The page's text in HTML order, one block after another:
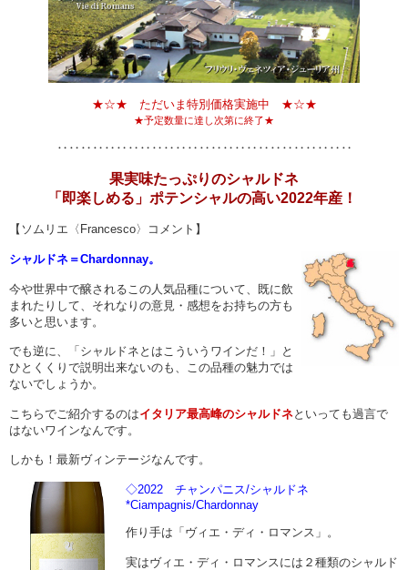
★☆★ ただいま特別価格実施中 ★☆★
★予定数量に達し次第に終了★
‥‥‥‥‥‥‥‥‥‥‥‥‥‥‥‥‥‥‥‥‥‥‥‥‥
果実味たっぷりのシャルドネ
「即楽しめる」 ポテンシャルの高い2022年産！
【ソムリエ〈Francesco〉コメント】
シャルドネ＝Chardonnay。
今や世界中で醸されるこの人気品種について、既に飲
まれたりして、それなりの意見・感想をお持ちの方も
多いと思います。
でも逆に、「シャルドネとはこういうワインだ！」と
ひとくくりで説明出来ないのも、この品種の魅力では
ないでしょうか。
こちらでご紹介するのはイタリア最高峰のシャルドネといっても過言で
はないワインなんです。
しかも！最新ヴィンテージなんです。
◇2022 チャンパニス/シャルドネ
*Ciampagnis/Chardonnay
作り手は「ヴィエ・ディ・ロマンス」。
実はヴィエ・ディ・ロマンスには２種類のシャルド